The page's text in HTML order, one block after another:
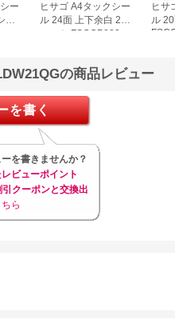
ー
ー
ヒサゴ A4タックシー
ル 24面 上下余白 20
シート FSCOP883
ヒサ
ル
の商品レビュー
を書く
を書きませんか？
ビューポイント
クーポンと交換出
ら